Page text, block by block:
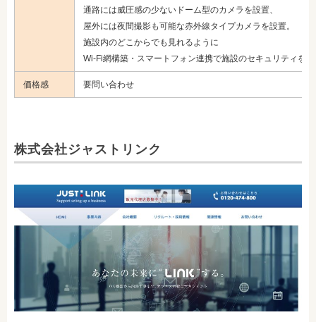
通路には威圧感の少ないドーム型のカメラを設置、
屋外には夜間撮影も可能な赤外線タイプカメラを設置。
施設内のどこからでも見れるように
Wi-Fi網構築・スマートフォン連携で施設のセキュリティを
価格感 要問い合わせ
株式会社ジャストリンク